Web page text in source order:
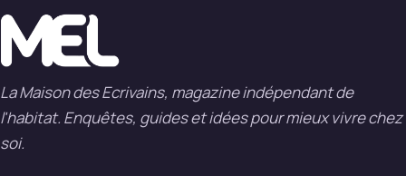
La Maison des Ecrivains, magazine indépendant de
l'habitat. Enquêtes, guides et idées pour mieux vivre chez
soi.